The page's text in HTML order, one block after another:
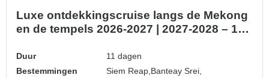
Luxe ontdekkingscruise langs de Mekong
en de tempels 2026-2027 | 2027-2028 – 11
Stad)
Duur
11 dagen
Bestemmingen
Siem Reap, Banteay Srei,